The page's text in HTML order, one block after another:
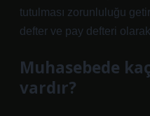
tutulması zorunluluğu
defter ve pay defteri
Muhasebede
vardır?